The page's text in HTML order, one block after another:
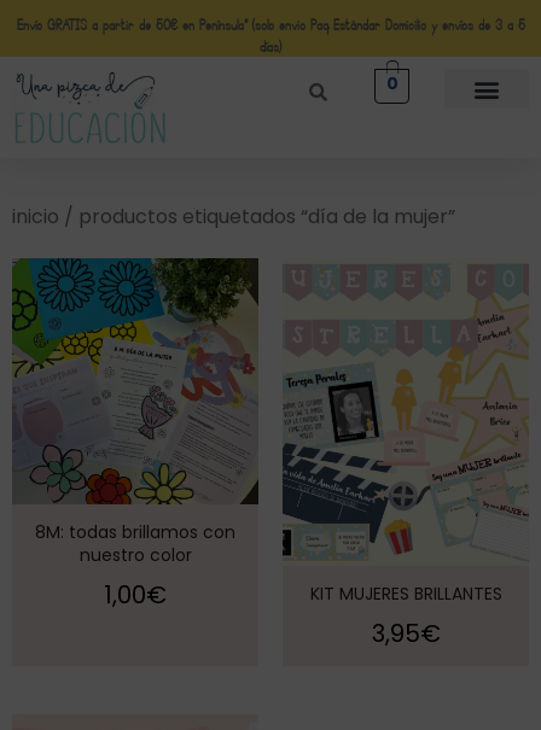
Envío GRATIS a partir de 50€ en Península* (solo envio Paq Estándar Domicilio y envíos de 3 a 5
días)
0
inicio / productos etiquetados “día de la mujer”
8M: todas brillamos con
nuestro color
1,00€ KIT MUJERES BRILLANTES
3,95€